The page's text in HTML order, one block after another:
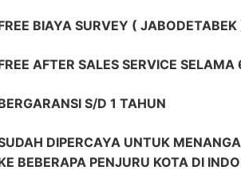
BIAYA SURVEY ( JABODETABEK
AFTER SALES SERVICE SELAMA
S/D 1 TAHUN
DIPERCAYA UNTUK
BEBERAPA PENJURU KOTA DI